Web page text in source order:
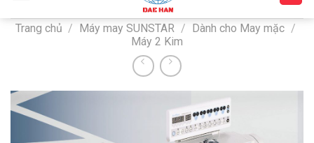
Trang chủ / Máy may SUNSTAR / Dành cho May mặc /
Máy 2 Kim